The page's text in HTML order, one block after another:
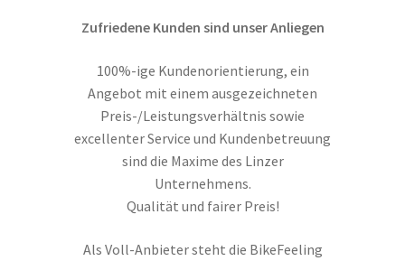
Zufriedene Kunden sind unser Anliegen
100%-ige Kundenorientierung, ein
Angebot mit einem ausgezeichneten
Preis-/Leistungsverhältnis sowie
excellenter Service und Kundenbetreuung
sind die Maxime des Linzer
Unternehmens.
Qualität und fairer Preis!
Als Voll-Anbieter steht die BikeFeeling